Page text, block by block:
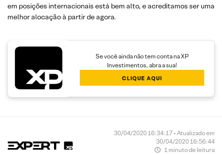
em posições internacionais está bem alto, e acreditamos ser uma
melhor alocação à partir de agora.
Se você ainda não tem conta na XP
Investimentos, abra a sua!
CLIQUE AQUI
30/04/2020 16:34:17 • Atualizado em
30/04/2020 16:56:44
1 minuto de leitura